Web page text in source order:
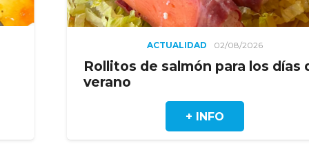
02/08/2026
Rollitos de salmón para los días de